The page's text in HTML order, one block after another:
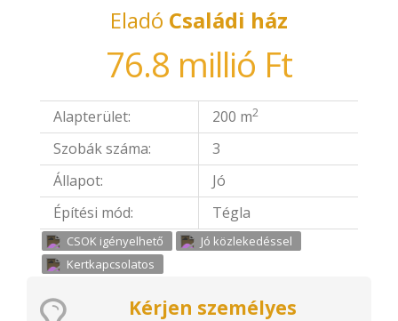
Eladó Családi ház
76.8 millió Ft
Alapterület: 200 m2
Szobák száma:
3
Állapot:
Jó
Építési mód:
Tégla
CSOK igényelhető
Jó közlekedéssel
Kertkapcsolatos
Kérjen személyes